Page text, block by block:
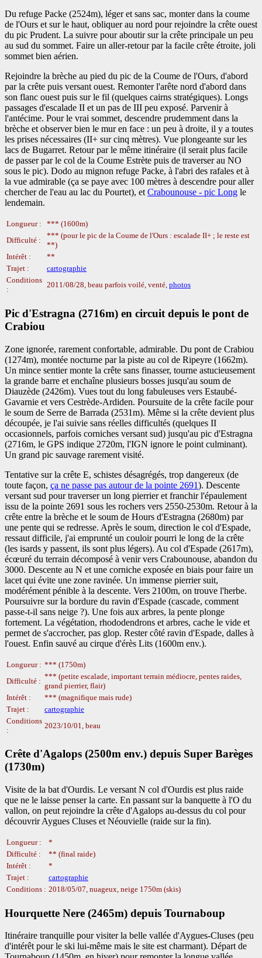
Du refuge Packe (2524m), léger et sans sac, monter dans la coume
de l'Ours et sur le haut, obliquer au nord pour rejoindre la crête ouest
du pic Prudent. La suivre pour aboutir sur la crête principale un peu
au sud du sommet. Faire un aller-retour par la facile crête étroite, joli
sommet bien aérien.
Rejoindre la brèche au pied du pic de la Coume de l'Ours, d'abord
par la crête puis versant ouest. Remonter l'arête nord d'abord dans
son flanc ouest puis sur le fil (quelques cairns stratégiques). Longs
passages d'escalade II et un pas de III peu exposé. Parvenir à
l'antécime. Pour le vrai sommet, descendre prudemment dans la
brèche et observer bien le mur en face : un peu à droite, il y a toutes
les prises nécessaires (II+ sur cinq mètres). Vue plongeante sur les
lacs de Bugarret. Retour par le même itinéraire (il serait plus facile
de passer par le col de la Coume Estrète puis de traverser au NO
sous le pic). Dodo au mignon refuge Packe, à l'abri des rafales et à
la vue admirable (ça se paye avec 100 mètres à descendre pour aller
chercher de l'eau au lac du Pourtet), et Crabounouse - pic Long le
lendemain.
Longueur :
*** (1600m)
Difficulté :
*** (pour le pic de la Coume de l'Ours : escalade II+ ; le reste est
**)
Intérêt :
**
Trajet :
cartographie
Conditions
:
2011/08/28, beau parfois voilé, venté, photos
Pic d'Estragna (2716m) en circuit depuis le pont de
Crabiou
Zone ignorée, rarement confortable, admirable. Du pont de Crabiou
(1274m), montée nocturne par la piste au col de Ripeyre (1662m).
Un mince sentier monte la crête sans finasser, tourne astucieusement
la grande barre et enchaîne plusieurs bosses jusqu'au soum de
Diauzède (2426m). Vues tout du long fabuleuses vers Estaubé-
Gavarnie et vers Cestrède-Ardiden. Poursuite de la crête facile pour
le soum de Serre de Barrada (2531m). Même si la crête devient plus
découpée, je l'ai suivie sans réelles difficultés (quelques II
occasionnels, parfois corniches versant sud) jusqu'au pic d'Estragna
(2716m, le GPS indique 2720m, l'IGN ignore le point culminant).
Un grand pic sauvage rarement visité.
Tentative sur la crête E, schistes désagrégés, trop dangereux (de
toute façon, ça ne passe pas autour de la pointe 2691). Descente
versant sud pour traverser un long pierrier et franchir l'épaulement
issu de la pointe 2691 sous les rochers vers 2550-2530m. Retour à la
crête entre la brèche et le soum de Hours d'Estragna (2680m) par
une pente qui se redresse. Après le soum, direction le col d'Espade,
ressaut difficile, j'ai emprunté un couloir pourri le long de la crête
(les isards y passent, ils sont plus légers). Au col d'Espade (2617m),
écœuré du terrain décomposé à venir vers Crabounouse, abandon du
3000. Descente au N et une corniche exposée en biais pour faire un
lacet qui évite une zone ravinée. Un immense pierrier suit,
modérément pénible à la descente. Vers 2100m, on trouve l'herbe.
Poursuivre sur la bordure du ravin d'Espade (cascade, comment
passe-t-il sans neige ?). Une fois aux arbres, la pente plonge
fortement. La végétation, rhododendrons et arbres, cache le vide et
permet de s'accrocher, pas glop. Rester côté ravin d'Espade, dalles à
l'ouest. Enfin sauvé au cirque d'érès Lits (1600m env.).
Longueur : *** (1750m)
Difficulté :
*** (petite escalade, important terrain médiocre, pentes raides,
grand pierrier, flair)
Intérêt :
*** (magnifique mais rude)
Trajet :
cartographie
Conditions
:
2023/10/01, beau
Crête d'Agalops (2500m env.) depuis Super Barèges
(1730m)
Visite de la bat d'Ourdis. Le versant N col d'Ourdis est plus raide
que ne le laisse penser la carte. En passant sur la banquette à l'O du
vallon, on peut rejoindre la crête d'Agalops au-dessus du col pour
découvrir Aygues Cluses et Néouvielle (raide sur la fin).
Longueur :
*
Difficulté :
** (final raide)
Intérêt :
*
Trajet :
cartographie
Conditions : 2018/05/07, nuageux, neige 1750m (skis)
Hourquette Nere (2465m) depuis Tournaboup
Itinéraire tranquille pour visiter la belle vallée d'Aygues-Cluses (peu
d'intérêt pour le ski lui-même mais le site est charmant). Départ de